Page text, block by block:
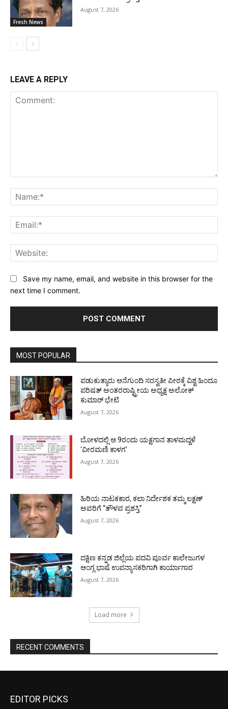
Fresh News
August 7, 2026
LEAVE A REPLY
Save my name, email, and website in this browser for the
next time I comment.
MOST POPULAR
ಪಡುಕುತ್ಯಾರು ಆನೆಗುಂದಿ ಸರಸ್ವತೀ ಪೀಠಕ್ಕೆ ವಿಶ್ವ ಹಿಂದೂ
ಪರಿಷತ್ ಅಂತರರಾಷ್ಟ್ರೀಯ ಅಧ್ಯಕ್ಷ ಅಲೋಕ್
ಕುಮಾರ್ ಭೇಟಿ
August 7, 2026
ಬೋಳದಲ್ಲಿ ಆ.9ರಂದು ಯಕ್ಷಗಾನ ತಾಳಮದ್ದಳೆ
‘ವೀರಮಣಿ ಕಾಳಗ’
August 7, 2026
ಹಿರಿಯ ನಾಟಕಕಾರ, ಕಲಾ ನಿರ್ದೇಶಕ ತಮ್ಮ ಲಕ್ಷಣ್
ಅವರಿಗೆ “ತೌಳವ ಪ್ರಶಸ್ತಿ”
August 7, 2026
ದಕ್ಷಿಣ ಕನ್ನಡ ಜಿಲ್ಲೆಯ ಪದವಿ ಪೂರ್ವ ಕಾಲೇಜುಗಳ
ಆಂಗ್ಲ ಭಾಷೆ ಉಪನ್ಯಾಸಕರಿಗಾಗಿ ಕಾರ್ಯಾಗಾರ
August 7, 2026
Load more
RECENT COMMENTS
EDITOR PICKS